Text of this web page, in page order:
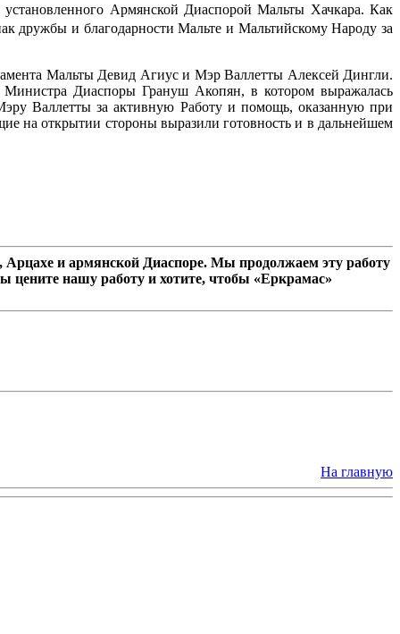
Армянской Диаспорой Мальты Хачкара. Как
дружбы и благодарности Мальте и Мальтийскому Народу за
Мальты Девид Агиус и Мэр Валлетты Алексей Дингли.
Министра Диаспоры Грануш Акопян, в котором выражалась
Валлетты за активную Работу и помощь, оказанную при
на открытии стороны выразили готовность и в дальнейшем
и армянской Диаспоре. Мы продолжаем эту работу
цените нашу работу и хотите, чтобы «Еркрамас»
На главную